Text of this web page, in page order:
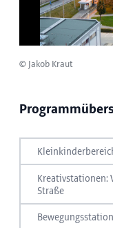
© Jakob Kraut
Kreativstationen:
Straße
Malstraße